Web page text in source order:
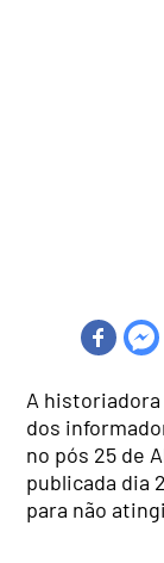
A
dos
no pós 25 de
publicada dia
para não